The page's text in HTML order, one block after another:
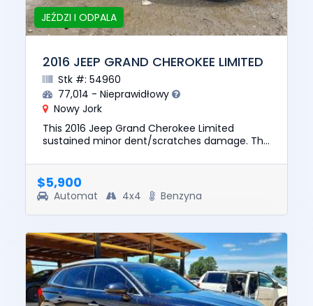
JEŹDZI I ODPALA
2016 JEEP GRAND CHEROKEE LIMITED
Stk #: 54960
77,014 - Nieprawidłowy
Nowy Jork
This 2016 Jeep Grand Cherokee Limited
sustained minor dent/scratches damage. This
total loss value of this vehi...
$5,900
Automat 4x4 Benzyna